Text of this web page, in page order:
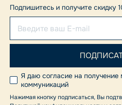
Подпишитесь и получите скидку
Я даю согласие на получение
коммуникаций
Нажимая кнопку подписаться, Вы